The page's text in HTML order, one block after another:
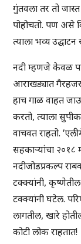
गुंतवला तर तो
पोहोचतो. पण असे
त्याला भव्य
नदी म्हणजे केवळ
आराखड्यात
हाच गाळ वाहत
करतो, त्याला
वाचवत राहतो.
सहकाऱ्यांचा २०१८
नदीजोडप्रकल्प
टक्क्यांनी,
टक्क्यांनी घटेल.
लागतील, खारे
कोटी लोक राहतात!